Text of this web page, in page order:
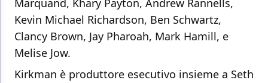
Marquand, Khary Payton, Andrew Rannells,
Kevin Michael Richardson, Ben Schwartz,
Clancy Brown, Jay Pharoah, Mark Hamill, e
Melise Jow.
Kirkman è produttore esecutivo insieme a Seth